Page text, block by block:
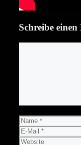
Schreibe
Name
E-
Mail
Website